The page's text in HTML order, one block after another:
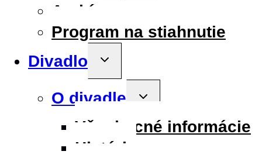
Archív
Program na stiahnutie
Divadlo
Toggle
menu
O divadle
Toggle
Všeobecné informácie
História